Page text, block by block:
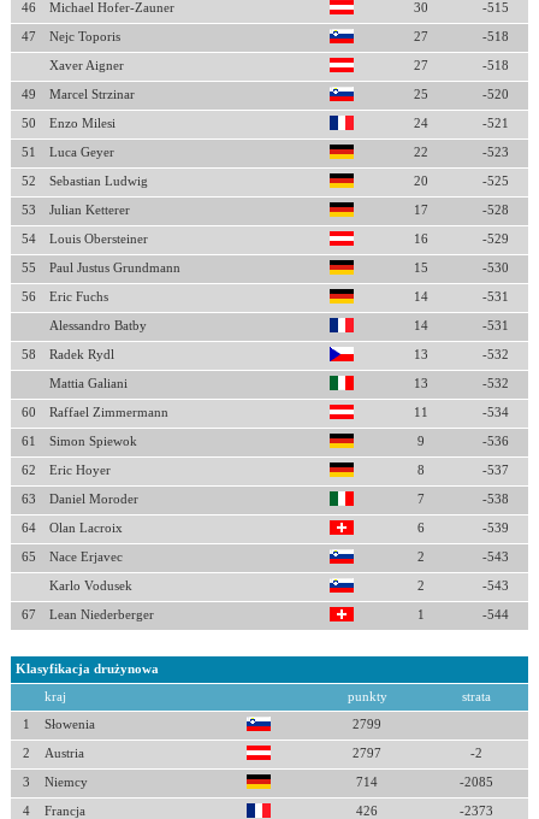
46 Michael Hofer-Zauner 30 -515
47 Nejc Toporis 27 -518
Xaver Aigner 27 -518
49 Marcel Strzinar 25 -520
50 Enzo Milesi 24 -521
51 Luca Geyer 22 -523
52 Sebastian Ludwig 20 -525
53 Julian Ketterer 17 -528
54 Louis Obersteiner 16 -529
55 Paul Justus Grundmann 15 -530
56 Eric Fuchs 14 -531
Alessandro Batby 14 -531
58 Radek Rydl 13 -532
Mattia Galiani 13 -532
60 Raffael Zimmermann 11 -534
61 Simon Spiewok 9 -536
62 Eric Hoyer 8 -537
63 Daniel Moroder 7 -538
64 Olan Lacroix 6 -539
65 Nace Erjavec 2 -543
Karlo Vodusek 2 -543
67 Lean Niederberger 1 -544
Klasyfikacja drużynowa
kraj punkty strata
1 Słowenia 2799
2 Austria 2797 -2
3 Niemcy 714 -2085
4 Francja 426 -2373